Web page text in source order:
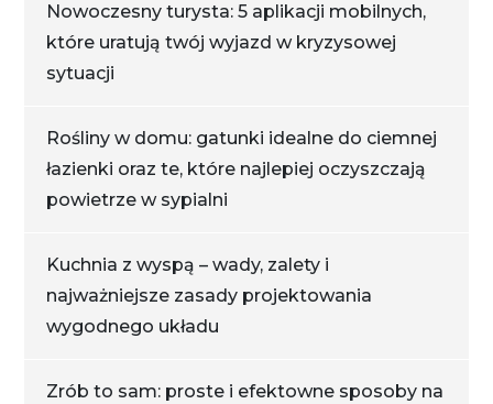
Nowoczesny turysta: 5 aplikacji mobilnych,
które uratują twój wyjazd w kryzysowej
sytuacji
Rośliny w domu: gatunki idealne do ciemnej
łazienki oraz te, które najlepiej oczyszczają
powietrze w sypialni
Kuchnia z wyspą – wady, zalety i
najważniejsze zasady projektowania
wygodnego układu
Zrób to sam: proste i efektowne sposoby na